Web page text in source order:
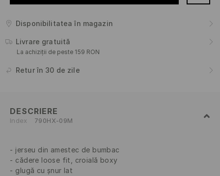
Disponibilitatea în magazin
Livrare gratuită
La achiziții de peste 159 RON
Retur în 30 de zile
DESCRIERE
Index 790HX-09M
jerseu din amestec de bumbac
cădere loose fit, croială boxy
glugă cu șnur lat